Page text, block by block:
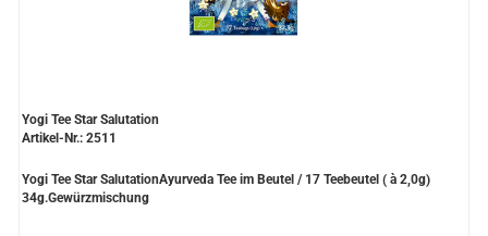
Yogi Tee Star Salutation
Artikel-Nr.: 2511
Yogi Tee Star SalutationAyurveda Tee im Beutel / 17 Teebeutel ( à 2,0g)
34g.Gewürzmischung